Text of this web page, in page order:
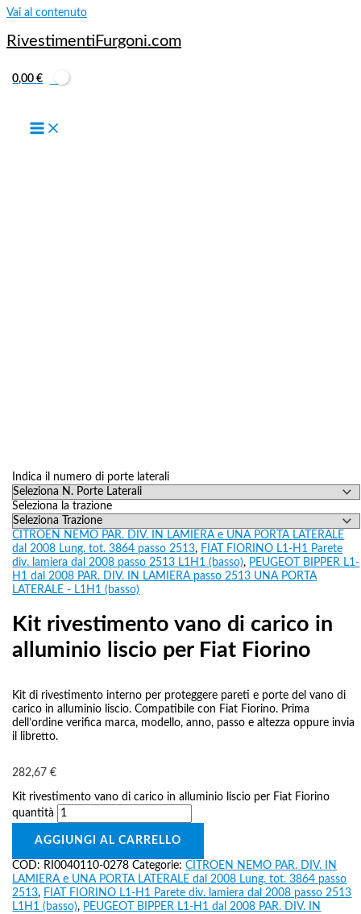
Vai al contenuto
RivestimentiFurgoni.com
0,00€
Indica il numero di porte laterali
Seleziona la trazione
CITROEN NEMO PAR. DIV. IN LAMIERA e UNA PORTA LATERALE
dal 2008 Lung. tot. 3864 passo 2513, FIAT FIORINO L1-H1 Parete
div. lamiera dal 2008 passo 2513 L1H1 (basso), PEUGEOT BIPPER L1-
H1 dal 2008 PAR. DIV. IN LAMIERA passo 2513 UNA PORTA
LATERALE - L1H1 (basso)
Kit rivestimento vano di carico in
alluminio liscio per Fiat Fiorino
282,67€
Kit di rivestimento interno per proteggere pareti e porte del vano di
carico in alluminio liscio. Compatibile con Fiat Fiorino. Prima
dell’ordine verifica marca, modello, anno, passo e altezza oppure invia
il libretto.
Kit rivestimento vano di carico in alluminio liscio per Fiat Fiorino
quantità
AGGIUNGI AL CARRELLO
COD: RI0040110-0278 Categorie:CITROEN NEMO PAR. DIV. IN
LAMIERA e UNA PORTA LATERALE dal 2008 Lung. tot. 3864 passo
2513, FIAT FIORINO L1-H1 Parete div. lamiera dal 2008 passo 2513
L1H1 (basso), PEUGEOT BIPPER L1-H1 dal 2008 PAR. DIV. IN